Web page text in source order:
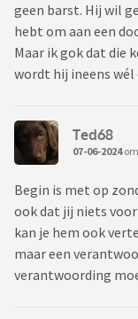
geen barst. Hij wil
hebt om aan een
Maar ik gok dat die
wordt hij ineens wél
Ted68
07-06-2024
Begin is met op
ook dat jij niets voor
kan je hem ook
maar een
verantwoording